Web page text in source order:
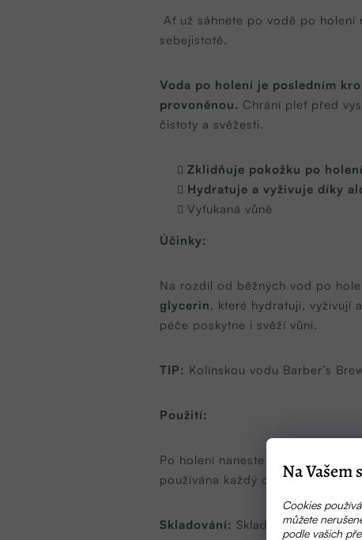
Na Vašem
Cookies
můžete
podle vašich
Ať už sáhnete po vodě po holení
sebejistotě.
Voda po holení je posledním
provoněnou. Chrání pleť před
čistoty a svěžesti.
Zklidňuje pokožku po
Hydratuje a vyživuje díky
Vyťukaná vůně
Účinky:
Na rozdíl od běžných vod po
glycerin, které hydratují, vyživují
péče poskytne i svěží vůni.
TIP: Kolínskou vodu Barber’s
Použití:
Po holení naneste malé
používána každý den a zároveň
Skladování: Skladujte nejlépe při